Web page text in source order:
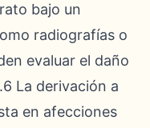
bajo un
radiografías o
evaluar el daño
La derivación a
en afecciones